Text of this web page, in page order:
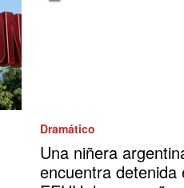
Dramático
Una niñera
encuentra detenida